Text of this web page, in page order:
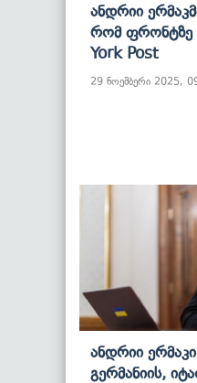
Ანდრიი
Რომ Ფრონტზე
York Post
29 ნოემბერი 2025,
Ანდრიი
Გერმანიის,